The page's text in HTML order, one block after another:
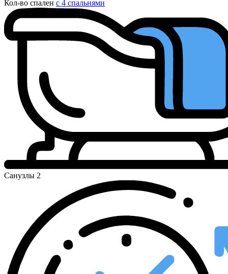
Кол-во спален с 4 спальнями
Санузлы 2